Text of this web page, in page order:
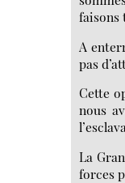
faisons
A
pas
Cette
nous
La
forces